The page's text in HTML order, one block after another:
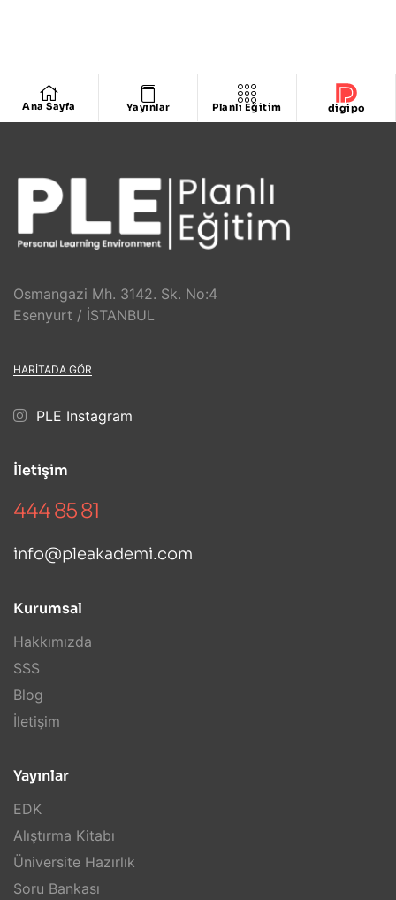
Ana Sayfa Yayınlar Planlı Eğitim digipo
Osmangazi Mh. 3142. Sk. No:4
Esenyurt / İSTANBUL
HARITADA GÖR
PLE Instagram
İletişim
444 85 81
info@pleakademi.com
Kurumsal
Hakkımızda
SSS
Blog
İletişim
Yayınlar
EDK
Alıştırma Kitabı
Üniversite Hazırlık
Soru Bankası